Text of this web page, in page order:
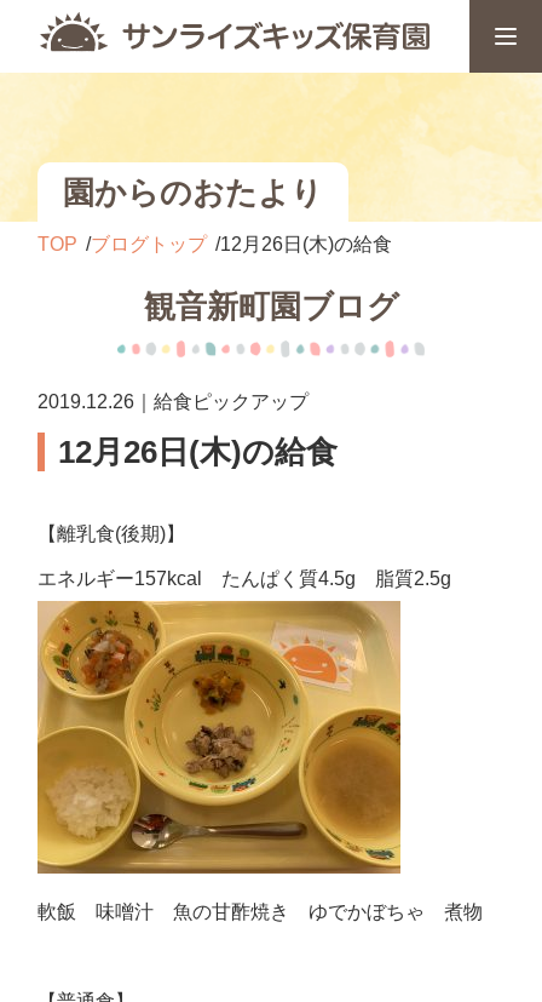
園からのおたより
TOP ブログトップ 12月26日(木)の給食
観音新町園ブログ
2019.12.26｜給食ピックアップ
12月26日(木)の給食
【離乳食(後期)】
エネルギー157kcal たんぱく質4.5g 脂質2.5g
軟飯 味噌汁 魚の甘酢焼き ゆでかぼちゃ 煮物